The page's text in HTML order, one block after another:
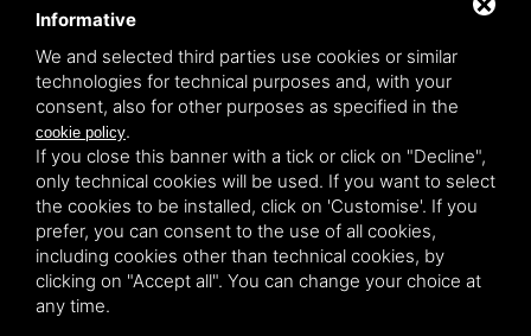
POLIZZA RESPONSABILITA' CIVILE REVO N.
OX00020791 valida dal 12/11/2025 al
12/11/2026
POLIZZA FONDO GARANZIA INSOLVENZA
REVO N. OX00043679 valida dal 03/03/26 al
03/03/27
Copyrights – 2026 Raggio Verde Incoming Italy
Raggio
Verde Incoming Italy di Nagliati dott.ssa Ilaria –
Deltacommerce srlAll rights reserved.
Partita IVA 01428530388 - C.F NGLLRI66L56D548L - Numero
REA - Camera di Commercio Ferrara 166627/1998 Licenza
agenzia di viaggio: autorizzazione Provincia di Ferrara n.
102131 del 02 Dicembre 2008 - Sitemap Privacy Legal
Informative
We and selected third parties use cookies or similar
technologies for technical purposes and, with your
consent, also for other purposes as specified in the
cookie policy.
If you close this banner with a tick or click on "Decline",
only technical cookies will be used. If you want to select
the cookies to be installed, click on 'Customise'. If you
prefer, you can consent to the use of all cookies,
including cookies other than technical cookies, by
clicking on "Accept all". You can change your choice at
any time.